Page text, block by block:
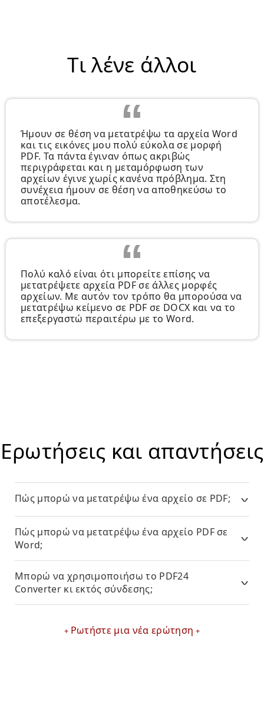
Τι λένε άλλοι
Ήμουν σε θέση να μετατρέψω τα αρχεία Word
και τις εικόνες μου πολύ εύκολα σε μορφή
PDF. Τα πάντα έγιναν όπως ακριβώς
περιγράφεται και η μεταμόρφωση των
αρχείων έγινε χωρίς κανένα πρόβλημα. Στη
συνέχεια ήμουν σε θέση να αποθηκεύσω το
αποτέλεσμα.
Πολύ καλό είναι ότι μπορείτε επίσης να
μετατρέψετε αρχεία PDF σε άλλες μορφές
αρχείων. Με αυτόν τον τρόπο θα μπορούσα να
μετατρέψω κείμενο σε PDF σε DOCX και να το
επεξεργαστώ περαιτέρω με το Word.
Ερωτήσεις και απαντήσεις
Πώς μπορώ να μετατρέψω ένα αρχείο σε PDF;
Πώς μπορώ να μετατρέψω ένα αρχείο PDF σε
Word;
Μπορώ να χρησιμοποιήσω το PDF24
Converter κι εκτός σύνδεσης;
Ρωτήστε μια νέα ερώτηση